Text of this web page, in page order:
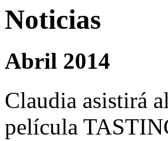
Noticias
Abril 2014
Claudia asistirá
película